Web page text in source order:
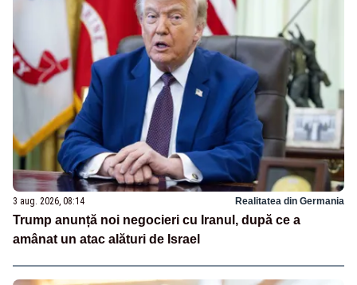
3 aug. 2026, 08:14 Realitatea din Germania
Trump anunță noi negocieri cu Iranul, după ce a
amânat un atac alături de Israel